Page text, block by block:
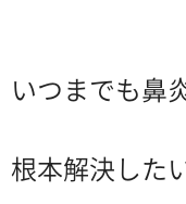
いつまでも鼻
根本解決した